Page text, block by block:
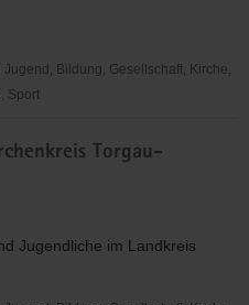
Bildung, Gesellschaft, Kirche,
Sport
Torgau-
Jugendliche im Landkreis